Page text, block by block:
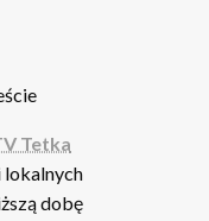
Tetka
lokalnych
dobę